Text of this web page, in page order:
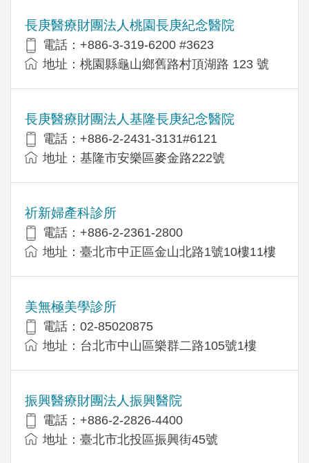
長庚醫療財團法人桃園長庚紀念醫院
電話：+886-3-319-6200 #3623
地址：桃園縣龜山鄉舊路村頂湖路 123 號
長庚醫療財團法人基隆長庚紀念醫院
電話：+886-2-2431-3131#6121
地址：基隆市安樂區麥金路222號
祈新婦產科診所
電話：+886-2-2361-2800
地址：臺北市中正區金山北路1號10樓11樓
美無極美學診所
電話：02-85020875
地址：台北市中山區樂群二路105號1樓
振興醫療財團法人振興醫院
電話：+886-2-2826-4400
地址：臺北市北投區振興街45號